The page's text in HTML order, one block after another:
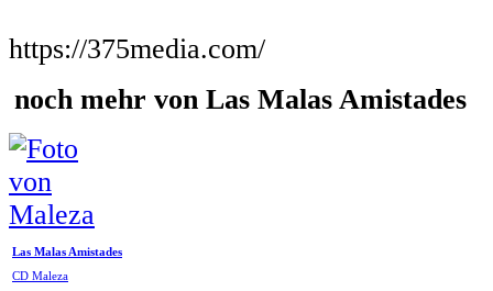
https://375media.com/
noch mehr von Las Malas Amistades
Las Malas Amistades
CD Maleza